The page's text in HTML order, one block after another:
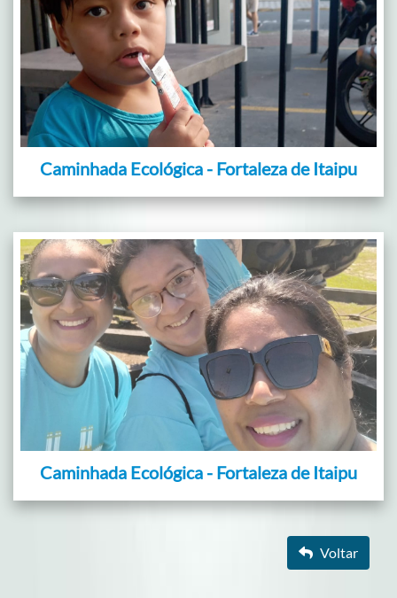
Caminhada Ecológica - Fortaleza de Itaipu
Caminhada Ecológica - Fortaleza de Itaipu
Voltar